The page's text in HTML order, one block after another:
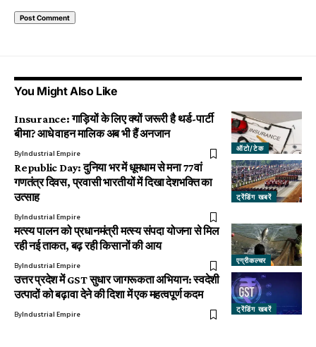
You Might Also Like
ऑटो/टेक
Insurance: गाड़ियों के लिए क्यों जरूरी है थर्ड-पार्टी
बीमा? आधे वाहन मालिक अब भी हैं अनजान
ByIndustrial Empire
ट्रेंडिंग खबरें
Republic Day: दुनिया भर में धूमधाम से मना 77वां
गणतंत्र दिवस, प्रवासी भारतीयों में दिखा देशभक्ति का
उत्साह
ByIndustrial Empire
एग्रीकल्चर
मत्स्य पालन को प्रधानमंत्री मत्स्य संपदा योजना से मिल
रही नई ताकत, बढ़ रही किसानों की आय
ByIndustrial Empire
ट्रेंडिंग खबरें
उत्तर प्रदेश में GST सुधार जागरूकता अभियान: स्वदेशी
उत्पादों को बढ़ावा देने की दिशा में एक महत्वपूर्ण कदम
ByIndustrial Empire